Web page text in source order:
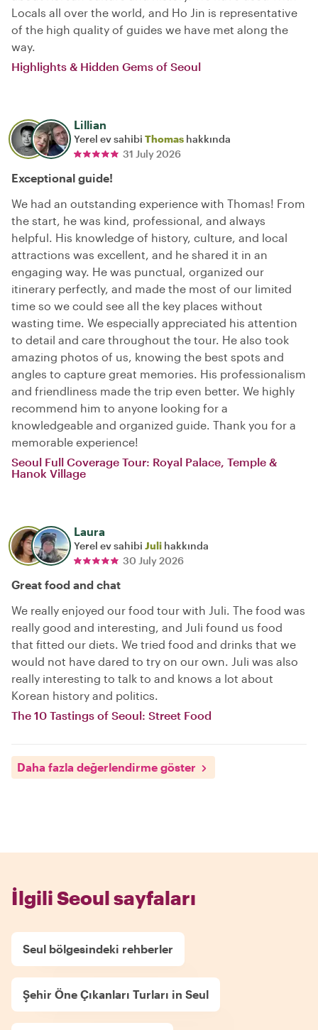
Locals all over the world, and Ho Jin is representative
of the high quality of guides we have met along the
way.
Highlights & Hidden Gems of Seoul
Lillian
Yerel ev sahibi Thomas hakkında
31 July 2026
Exceptional guide!
We had an outstanding experience with Thomas! From
the start, he was kind, professional, and always
helpful. His knowledge of history, culture, and local
attractions was excellent, and he shared it in an
engaging way. He was punctual, organized our
itinerary perfectly, and made the most of our limited
time so we could see all the key places without
wasting time. We especially appreciated his attention
to detail and care throughout the tour. He also took
amazing photos of us, knowing the best spots and
angles to capture great memories. His professionalism
and friendliness made the trip even better. We highly
recommend him to anyone looking for a
knowledgeable and organized guide. Thank you for a
memorable experience!
Seoul Full Coverage Tour: Royal Palace, Temple &
Hanok Village
Laura
Yerel ev sahibi Juli hakkında
30 July 2026
Great food and chat
We really enjoyed our food tour with Juli. The food was
really good and interesting, and Juli found us food
that fitted our diets. We tried food and drinks that we
would not have dared to try on our own. Juli was also
really interesting to talk to and knows a lot about
Korean history and politics.
The 10 Tastings of Seoul: Street Food
Daha fazla değerlendirme göster
İlgili Seoul sayfaları
Seul bölgesindeki rehberler
Şehir Öne Çıkanları Turları in Seul